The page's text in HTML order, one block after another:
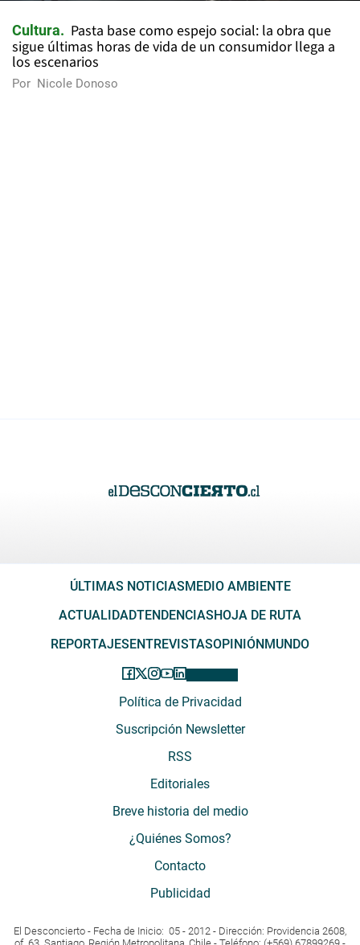
Cultura
Pasta base como espejo social: la obra que
sigue últimas horas de vida de un consumidor llega a
los escenarios
Por Nicole Donoso
ÚLTIMAS NOTICIASMEDIO AMBIENTE
ACTUALIDADTENDENCIASHOJA DE RUTA
REPORTAJESENTREVISTASOPINIÓNMUNDO
Política de Privacidad
Suscripción Newsletter
RSS
Editoriales
Breve historia del medio
¿Quiénes Somos?
Contacto
Publicidad
El Desconcierto - Fecha de Inicio: 05 - 2012 - Dirección: Providencia 2608,